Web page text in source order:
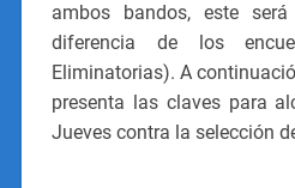
ambos bandos, este
diferencia de los
Eliminatorias). A
presenta las claves para
Jueves contra la selección